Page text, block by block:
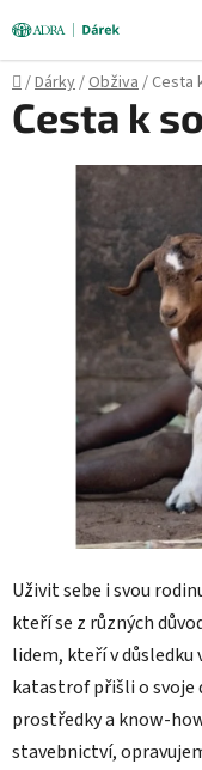
na
obsah
Domů
/Dárky/Obživa/ Cesta
Uživit sebe i svou
kteří se z různých
lidem, kteří v
katastrof přišli o svoje
prostředky a know-
stavebnictví,
Cesta k